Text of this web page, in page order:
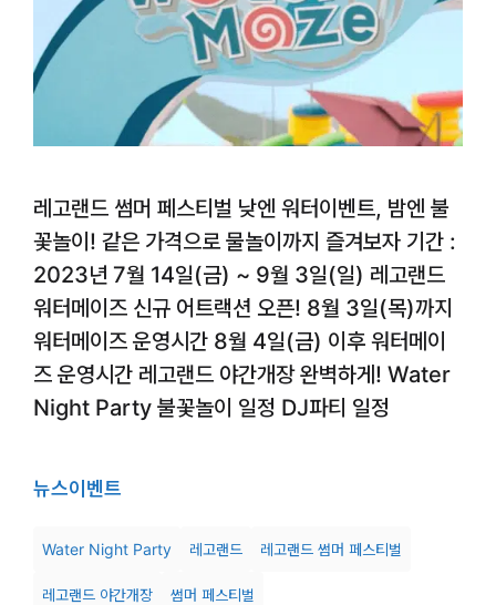
레고랜드 썸머 페스티벌 낮엔 워터이벤트, 밤엔 불
꽃놀이! 같은 가격으로 물놀이까지 즐겨보자 기간 :
2023년 7월 14일(금) ~ 9월 3일(일) 레고랜드
워터메이즈 신규 어트랙션 오픈! 8월 3일(목)까지
워터메이즈 운영시간 8월 4일(금) 이후 워터메이
즈 운영시간 레고랜드 야간개장 완벽하게! Water
Night Party 불꽃놀이 일정 DJ파티 일정
뉴스이벤트
Water Night Party 레고랜드 레고랜드 썸머 페스티벌
레고랜드 야간개장 썸머 페스티벌